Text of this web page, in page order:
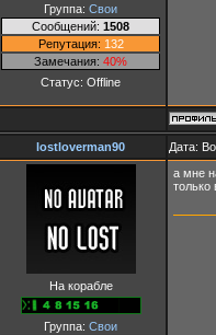
Группа: Свои
Сообщений: 1508
Репутация: 132
Замечания: 40%
Статус: Offline
lostloverman90 Дата:
На корабле
Группа: Свои
а мне
только